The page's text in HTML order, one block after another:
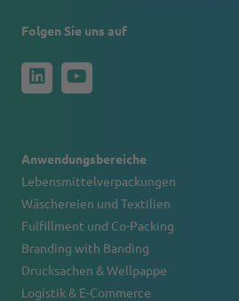
Folgen Sie uns auf
Anwendungsbereiche
Lebensmittelverpackungen
Wäschereien und Textilien
Fulfillment und Co-Packing
Branding with Banding
Drucksachen & Wellpappe
Logistik & E-Commerce